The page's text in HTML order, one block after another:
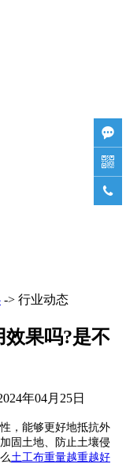
-> 行业动态
果吗?是不
年04月25日
，能够更好地抵抗外
固土地、防止土壤侵
土工布重量越重越好


